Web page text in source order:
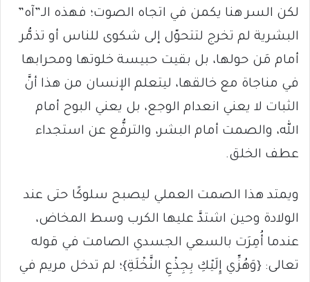
لكن السر هنا يكمن في اتجاه الصوت؛ فهذه الـ”آه”
البشرية لم تخرج لتتحوّل إلى شكوى للناس أو تذمُّر
أمام مَن حولها، بل بقيت حبيسة خلوتها ومحرابها
في مناجاة مع خالقها، ليتعلم الإنسان من هذا أنَّ
الثبات لا يعني انعدام الوجع، بل يعني البوح أمام
الله، والصمت أمام البشر، والترفُّع عن استجداء
عطف الخلق.
ويمتد هذا الصمت العملي ليصبح سلوكًا حتى عند
الولادة وحين اشتدَّ عليها الكرب وسط المخاض،
عندما أُمِرَت بالسعي الجسدي الصامت في قوله
تعالى: {وَهُزِّي إِلَيْكِ بِجِذْعِ النَّخْلَةِ}؛ لم تدخل مريم في